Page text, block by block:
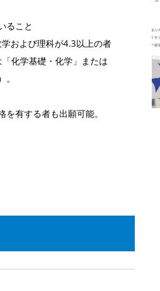
ること
および理科が4.3以上の者
化学基礎・化学」または
有する者も出願可能。